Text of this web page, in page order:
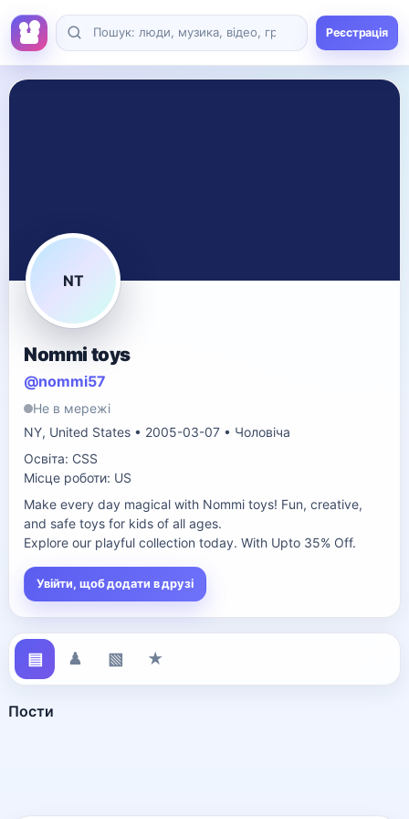
Реєстрація
NT
Nommi toys
@nommi57
Не в мережі
NY, United States • 2005-03-07 • Чоловіча
Освіта: CSS
Місце роботи: US
Make every day magical with Nommi toys! Fun, creative,
and safe toys for kids of all ages.
Explore our playful collection today. With Upto 35% Off.
Увійти, щоб додати в друзі
▤ ♟ ▧ ★
Пости